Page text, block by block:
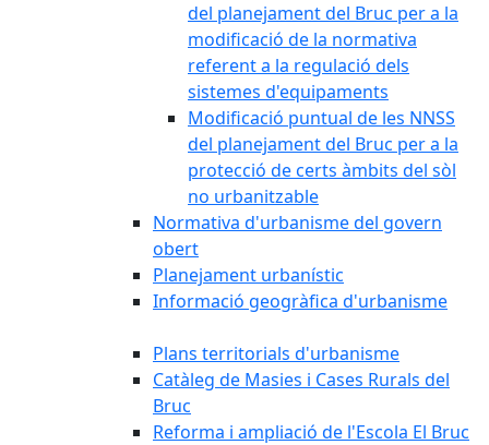
del planejament del Bruc per a la
modificació de la normativa
referent a la regulació dels
sistemes d'equipaments
Modificació puntual de les NNSS
del planejament del Bruc per a la
protecció de certs àmbits del sòl
no urbanitzable
Normativa d'urbanisme del govern
obert
Planejament urbanístic
Informació geogràfica d'urbanisme
Plans territorials d'urbanisme
Catàleg de Masies i Cases Rurals del
Bruc
Reforma i ampliació de l'Escola El Bruc